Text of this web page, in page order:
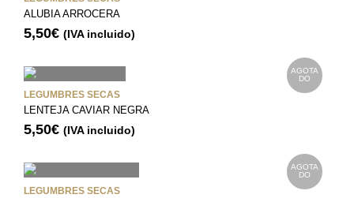
ALUBIA ARROCERA
5,50€ (IVA incluido)
AGOTA
DO
LEGUMBRES SECAS
LENTEJA CAVIAR NEGRA
5,50€ (IVA incluido)
AGOTA
DO
LEGUMBRES SECAS